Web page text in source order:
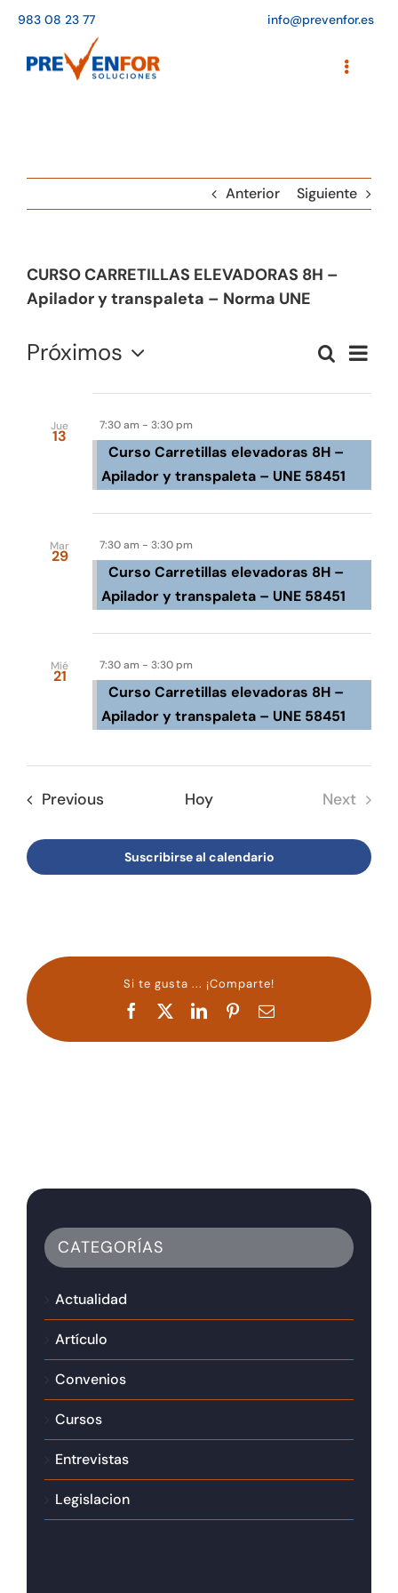
contenido
983 08 23 77 info@prevenfor.es
Toggle
Tienda online
Anterior Siguiente
CURSO CARRETILLAS ELEVADORAS 8H –
Apilador y transpaleta – Norma UNE
de
y
vistas
Buscar
vistas
Próximos
Jue
13
7:30 am - 3:30 pm
Curso Carretillas elevadoras 8H –
Apilador y transpaleta – UNE 58451
Mar
29
7:30 am - 3:30 pm
Curso Carretillas elevadoras 8H –
Apilador y transpaleta – UNE 58451
Mié
21
7:30 am - 3:30 pm
Curso Carretillas elevadoras 8H –
Apilador y transpaleta – UNE 58451
PreviousEventos Hoy
Next
Suscribirse al calendario
Si te gusta ... ¡Comparte!
Facebook LinkedInPinterestCorreo
CATEGORÍAS
Actualidad
Artículo
Convenios
Cursos
Entrevistas
Legislacion